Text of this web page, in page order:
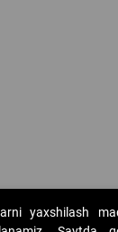
yaxshilash